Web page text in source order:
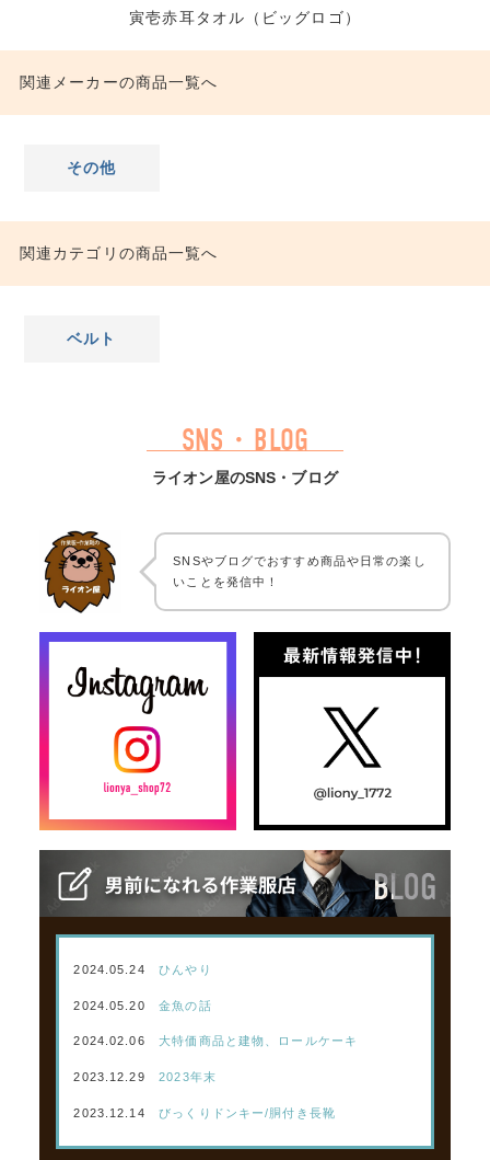
寅壱赤耳タオル（ビッグロゴ）
関連メーカーの商品一覧へ
その他
関連カテゴリの商品一覧へ
ベルト
SNS・BLOG
ライオン屋のSNS・ブログ
SNSやブログでおすすめ商品や日常の楽し
いことを発信中！
2024.05.24 ひんやり
2024.05.20 金魚の話
2024.02.06 大特価商品と建物、ロールケーキ
2023.12.29 2023年末
2023.12.14 びっくりドンキー/胴付き長靴